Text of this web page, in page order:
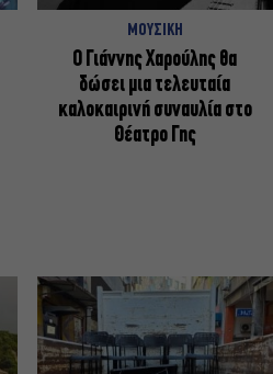
ΜΟΥΣΙΚΗ
Ο Γιάννης Χαρούλης θα
δώσει μια τελευταία
καλοκαιρινή συναυλία στο
Θέατρο Γης